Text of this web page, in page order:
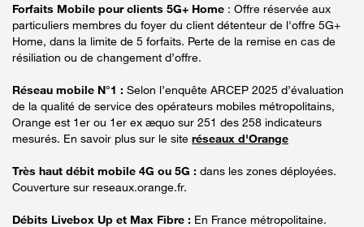
Forfaits Mobile pour clients 5G+ Home : Offre réservée aux
particuliers membres du foyer du client détenteur de l'offre 5G+
Home, dans la limite de 5 forfaits. Perte de la remise en cas de
résiliation ou de changement d’offre.
Réseau mobile N°1 : Selon l’enquête ARCEP 2025 d’évaluation
de la qualité de service des opérateurs mobiles métropolitains,
Orange est 1er ou 1er ex æquo sur 251 des 258 indicateurs
mesurés. En savoir plus sur le site réseaux d'Orange
Très haut débit mobile 4G ou 5G : dans les zones déployées.
Couverture sur reseaux.orange.fr.
Débits Livebox Up et Max Fibre : En France métropolitaine.